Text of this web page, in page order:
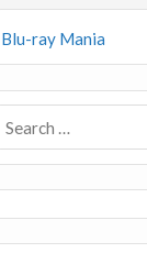
Blu-ray Mania